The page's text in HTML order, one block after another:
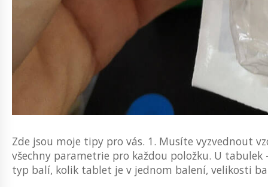
Zde jsou moje tipy pro vás. 1. Musíte vyzvednout
všechny parametrie pro každou položku. U
typ balí, kolik tablet je v jednom balení, velikosti